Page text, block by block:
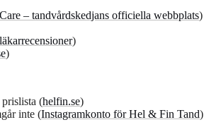
– tandvårdskedjans officiella webbplats)
)
)
(helfin.se)
inte (Instagramkonto för Hel & Fin Tand)